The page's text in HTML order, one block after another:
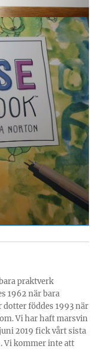
praktverk
1962 när bara
dotter föddes 1993 när
Vi har haft marsvin
2019 fick vårt sista
Vi kommer inte att